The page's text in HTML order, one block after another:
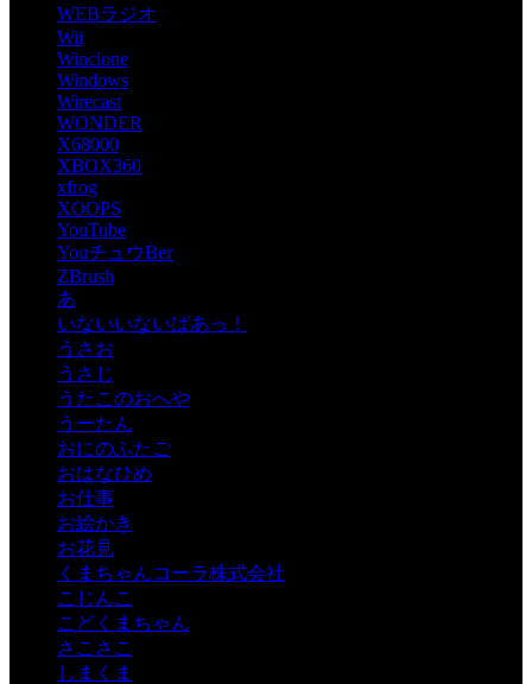
WEBラジオ
Wii
Winclone
Windows
Wirecast
WONDER
X68000
XBOX360
xfrog
XOOPS
YouTube
YouチュウBer
ZBrush
あ
いないいないばあっ！
うさお
うさじ
うたこのおへや
うーたん
おにのふたご
おはなひめ
お仕事
お絵かき
お花見
くまちゃんコーラ株式会社
こじんこ
こどくまちゃん
さこさこ
しまくま